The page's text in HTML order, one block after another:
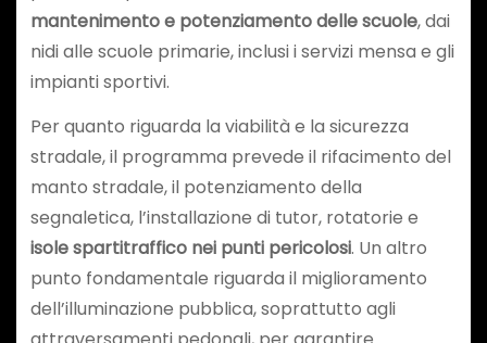
mantenimento e potenziamento delle scuole, dai
nidi alle scuole primarie, inclusi i servizi mensa e gli
impianti sportivi.
Per quanto riguarda la viabilità e la sicurezza
stradale, il programma prevede il rifacimento del
manto stradale, il potenziamento della
segnaletica, l’installazione di tutor, rotatorie e
isole spartitraffico nei punti pericolosi. Un altro
punto fondamentale riguarda il miglioramento
dell’illuminazione pubblica, soprattutto agli